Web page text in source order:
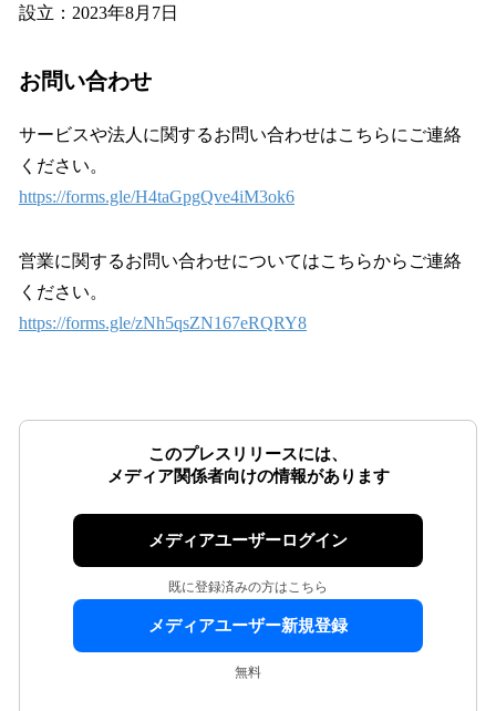
設立：2023年8月7日
お問い合わせ
サービスや法人に関するお問い合わせはこちらにご連絡
ください。
https://forms.gle/H4taGpgQve4iM3ok6
営業に関するお問い合わせについてはこちらからご連絡
ください。
https://forms.gle/zNh5qsZN167eRQRY8
このプレスリリースには、
メディア関係者向けの情報があります
メディアユーザーログイン
既に登録済みの方はこちら
メディアユーザー新規登録
無料